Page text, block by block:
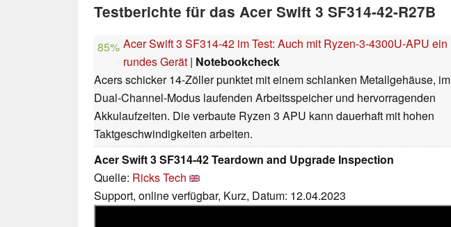
Testberichte für das Acer Swift 3 SF314-42-R27B
85% Acer Swift 3 SF314-42 im Test: Auch mit Ryzen-3-4300U-APU ein
rundes Gerät | Notebookcheck
Acers schicker 14-Zöller punktet mit einem schlanken Metallgehäuse, im
Dual-Channel-Modus laufenden Arbeitsspeicher und hervorragenden
Akkulaufzeiten. Die verbaute Ryzen 3 APU kann dauerhaft mit hohen
Taktgeschwindigkeiten arbeiten.
Acer Swift 3 SF314-42 Teardown and Upgrade Inspection
Quelle: Ricks Tech
Support, online verfügbar, Kurz, Datum: 12.04.2023